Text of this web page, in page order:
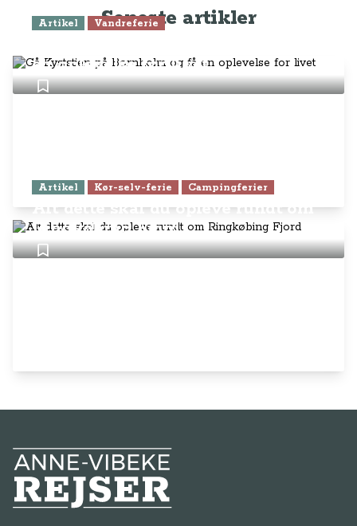
Seneste artikler
Artikel Vandreferie
en oplevelse for livet
Artikel Kør-selv-ferie Campingferier
Alt dette skal du opleve rundt om
Ringkøbing Fjord
Anne-Vibeke Rejser